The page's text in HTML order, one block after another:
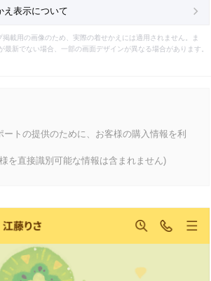
え表示について
載用の画像のため、実際の着せかえには適用されません。ま
最新でない場合、一部の画面デザインが異なる場合があります。
トの提供のために、お客様の購入情報を利
を直接識別可能な情報は含まれません)